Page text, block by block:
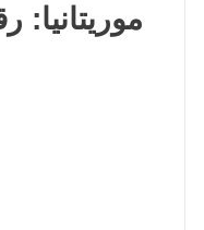
موريتانيا: